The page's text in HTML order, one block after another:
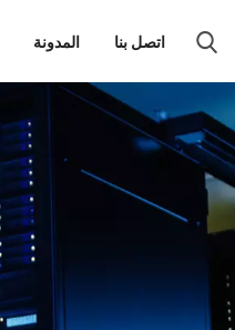
المدونة اتصل بنا